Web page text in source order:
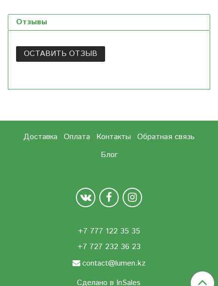
Отзывы
ОСТАВИТЬ ОТЗЫВ
Доставка Оплата Контакты
Обратная связь
Блог
+7 777 122 35 35
+7 727 232 36 23
contact@lumen.kz
Сделано в InSales